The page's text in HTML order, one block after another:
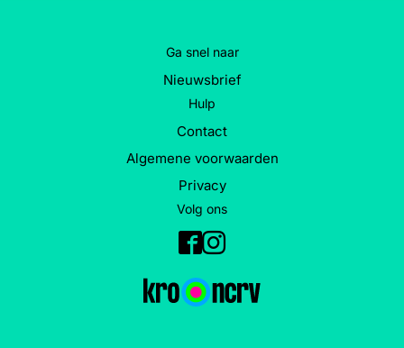
Ga snel naar
Nieuwsbrief
Hulp
Contact
Algemene voorwaarden
Privacy
Volg ons
Facebook
Instagram